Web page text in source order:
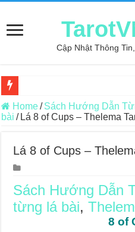
Cập Nhật Thông
Review may áo thun tại xưởng
Top 5 Cuốn Sách Hướng Dẫn
Konxari Cards – Trải Nghiệm
Querent Tìm Đến Nhiều Tarot
Journey Of Love Oracle – Lá Số
Journey Of Love Oracle – Lá Số
Journey Of Love Oracle – Lá Số
Home/ Sách Hướng Dẫn
bài / Lá 8 of Cups – Thelema
Lá 8 of Cups –
Sách Hướng Dẫn
từng lá bài,
8 of